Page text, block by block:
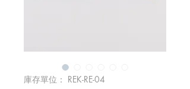
庫存單位： REK-RE-04